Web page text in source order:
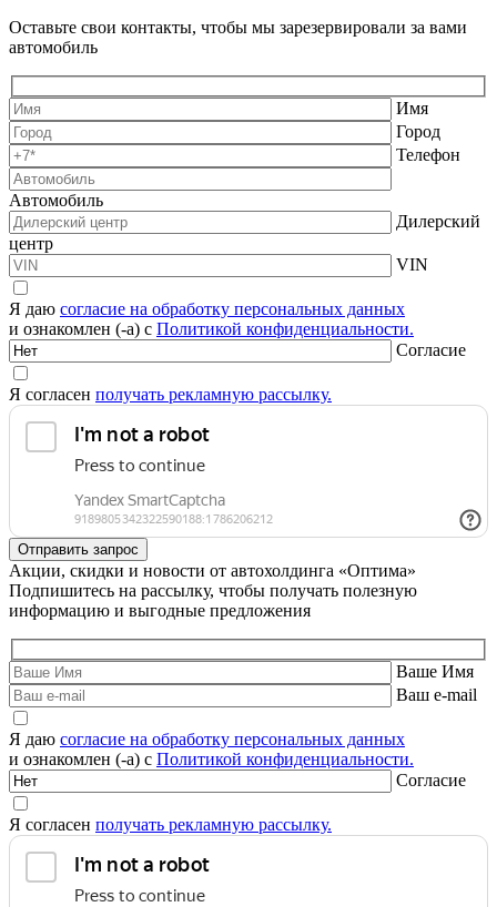
Оставьте свои контакты, чтобы мы зарезервировали за вами
автомобиль
Имя
Город
Телефон
Автомобиль
Дилерский
центр
VIN
Я даю согласие на обработку персональных данных
и ознакомлен (-а) с Политикой конфиденциальности.
Согласие
Я согласен получать рекламную рассылку.
Акции, скидки и новости от автохолдинга «Оптима»
Подпишитесь на рассылку, чтобы получать полезную
информацию и выгодные предложения
Ваше Имя
Ваш e-mail
Я даю согласие на обработку персональных данных
и ознакомлен (-а) с Политикой конфиденциальности.
Согласие
Я согласен получать рекламную рассылку.